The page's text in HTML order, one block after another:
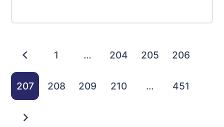
1 … 204 205 206
207 208 209 210 … 451